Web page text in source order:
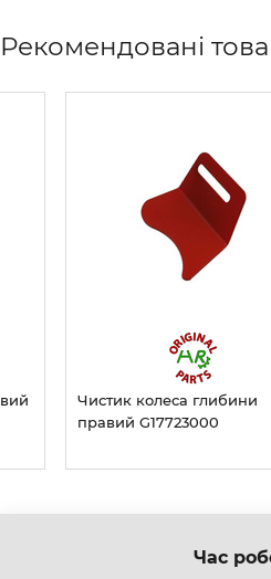
Рекомендовані
Чистик колеса глибини
правий G17723000
Час